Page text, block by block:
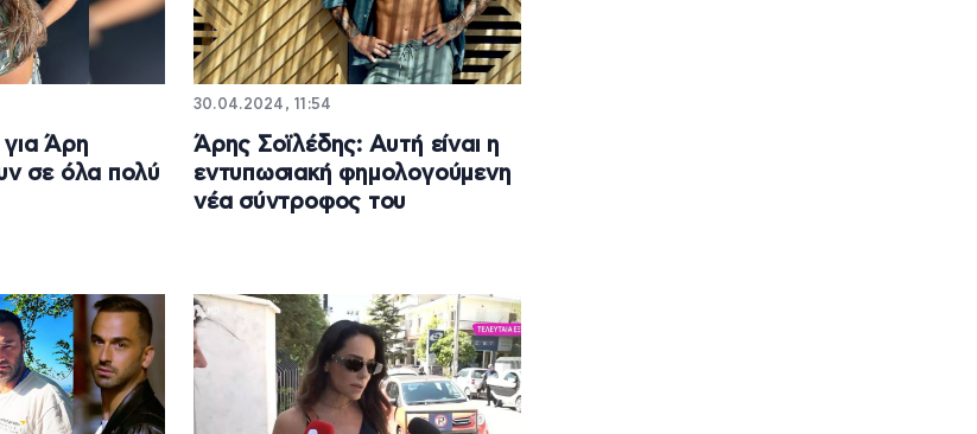
Άρη
σε όλα πολύ
30.04.2024, 11:54
Άρης Σοϊλέδης: Αυτή είναι η
εντυπωσιακή φημολογούμενη
νέα σύντροφος του